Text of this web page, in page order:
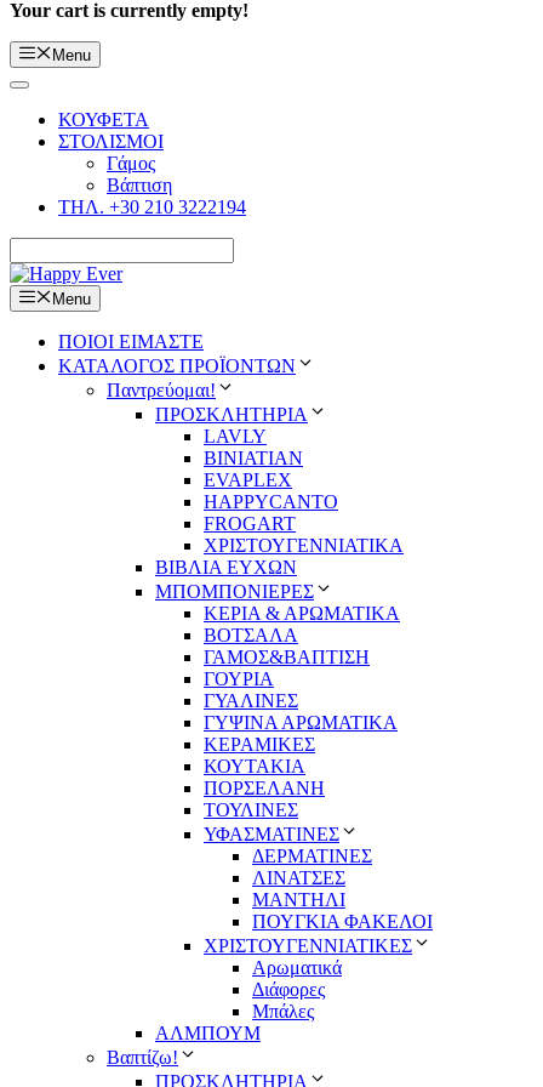
Your cart is currently empty!
Menu
ΚΟΥΦΕΤΑ
ΣΤΟΛΙΣΜΟΙ
Γάμος
Βάπτιση
ΤΗΛ. +30 210 3222194
Menu
ΠΟΙΟΙ ΕΙΜΑΣΤΕ
ΚΑΤΑΛΟΓΟΣ ΠΡΟΪΟΝΤΩΝ
Παντρεύομαι!
ΠΡΟΣΚΛΗΤΗΡΙΑ
LAVLY
BINIATIAN
EVAPLEX
HAPPYCANTO
FROGART
ΧΡΙΣΤΟΥΓΕΝΝΙΑΤΙΚΑ
ΒΙΒΛΙΑ ΕΥΧΩΝ
ΜΠΟΜΠΟΝΙΕΡΕΣ
ΚΕΡΙΑ & ΑΡΩΜΑΤΙΚΑ
ΒΟΤΣΑΛΑ
ΓΑΜΟΣ&ΒΑΠΤΙΣΗ
ΓΟΥΡΙΑ
ΓΥΑΛΙΝΕΣ
ΓΥΨΙΝΑ ΑΡΩΜΑΤΙΚΑ
ΚΕΡΑΜΙΚΕΣ
ΚΟΥΤΑΚΙΑ
ΠΟΡΣΕΛΑΝΗ
ΤΟΥΛΙΝΕΣ
ΥΦΑΣΜΑΤΙΝΕΣ
ΔΕΡΜΑΤΙΝΕΣ
ΛΙΝΑΤΣΕΣ
ΜΑΝΤΗΛΙ
ΠΟΥΓΚΙΑ ΦΑΚΕΛΟΙ
ΧΡΙΣΤΟΥΓΕΝΝΙΑΤΙΚΕΣ
Αρωματικά
Διάφορες
Μπάλες
ΑΛΜΠΟΥΜ
Βαπτίζω!
ΠΡΟΣΚΛΗΤΗΡΙΑ